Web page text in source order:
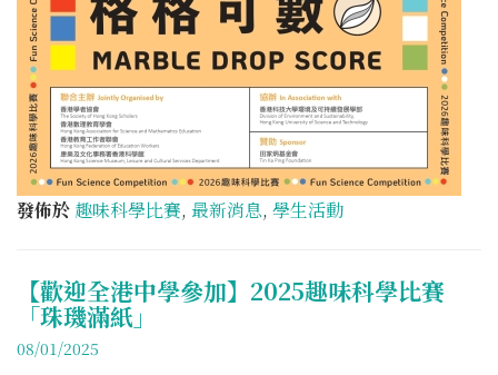
發佈於 趣味科學比賽, 最新消息, 學生活動
【歡迎全港中學參加】2025趣味科學比賽
「珠璣滿紙」
08/01/2025